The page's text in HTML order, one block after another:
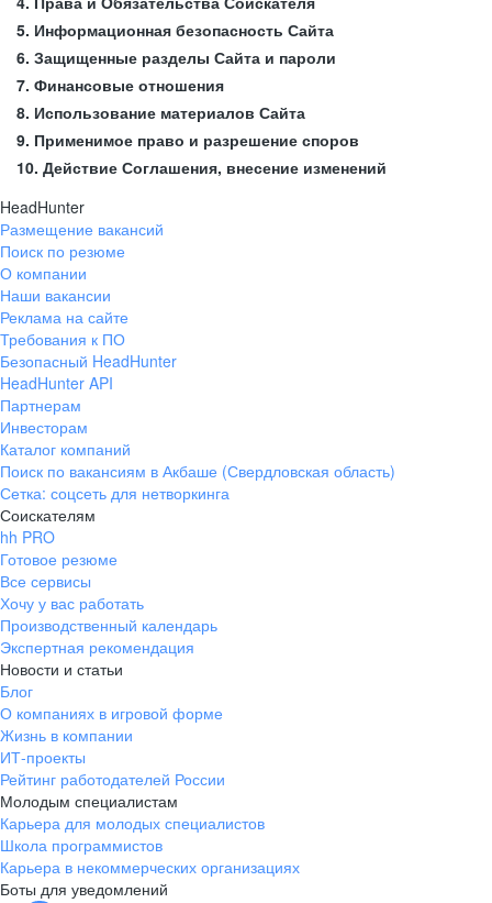
5. Информационная безопасность Сайта
6. Защищенные разделы Сайта и пароли
7. Финансовые отношения
8. Использование материалов Сайта
9. Применимое право и разрешение споров
10. Действие Соглашения, внесение изменений
HeadHunter
Размещение вакансий
Поиск по резюме
О компании
Наши вакансии
Реклама на сайте
Требования к ПО
Безопасный HeadHunter
HeadHunter API
Партнерам
Инвесторам
Каталог компаний
Поиск по вакансиям в Акбаше (Свердловская область)
Сетка: соцсеть для нетворкинга
Соискателям
hh PRO
Готовое резюме
Все сервисы
Хочу у вас работать
Производственный календарь
Экспертная рекомендация
Новости и статьи
Блог
О компаниях в игровой форме
Жизнь в компании
ИТ-проекты
Рейтинг работодателей России
Молодым специалистам
Карьера для молодых специалистов
Школа программистов
Карьера в некоммерческих организациях
Боты для уведомлений